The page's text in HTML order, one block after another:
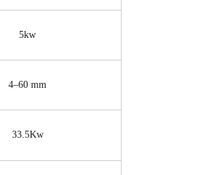
5kw
4–60 mm
33.5Kw